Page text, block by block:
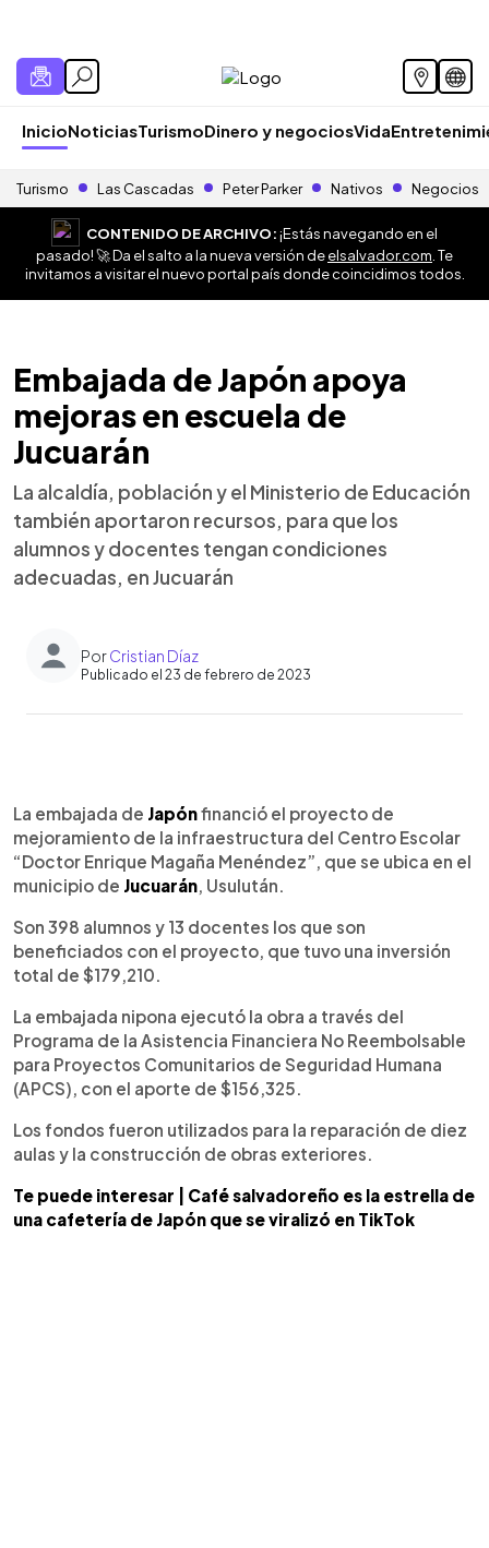
InicioNoticiasTurismoDinero y negociosVida
Turismo Las Cascadas Peter Parker Nativos Negocios
CONTENIDO DE ARCHIVO:¡Estás navegando en el
pasado! 🚀 Da el salto a la nueva versión deelsalvador.com . Te
invitamos a visitar el nuevo portal país donde coincidimos todos.
Embajada de Japón apoya
mejoras en escuela de
Jucuarán
La alcaldía, población y el Ministerio de Educación
también aportaron recursos, para que los
alumnos y docentes tengan condiciones
adecuadas, en Jucuarán
PorCristian Díaz
Publicado el 23 de febrero de 2023
► Escuchar artículo
La embajada de Japónfinanció el proyecto de
mejoramiento de la infraestructura del Centro Escolar
“Doctor Enrique Magaña Menéndez”, que se ubica en el
municipio de Jucuarán, Usulután.
Son 398 alumnos y 13 docentes los que son
beneficiados con el proyecto, que tuvo una inversión
total de $179,210.
La embajada nipona ejecutó la obra a través del
Programa de la Asistencia Financiera No Reembolsable
para Proyectos Comunitarios de Seguridad Humana
(APCS), con el aporte de $156,325.
Los fondos fueron utilizados para la reparación de diez
aulas y la construcción de obras exteriores.
Te puede interesar | Café salvadoreño es la estrella de
una cafetería de Japón que se viralizó en TikTok